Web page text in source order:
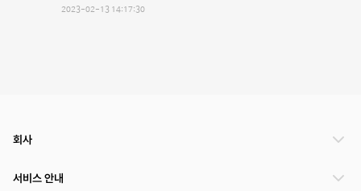
2023-02-13 14:17:30
회사
서비스 안내